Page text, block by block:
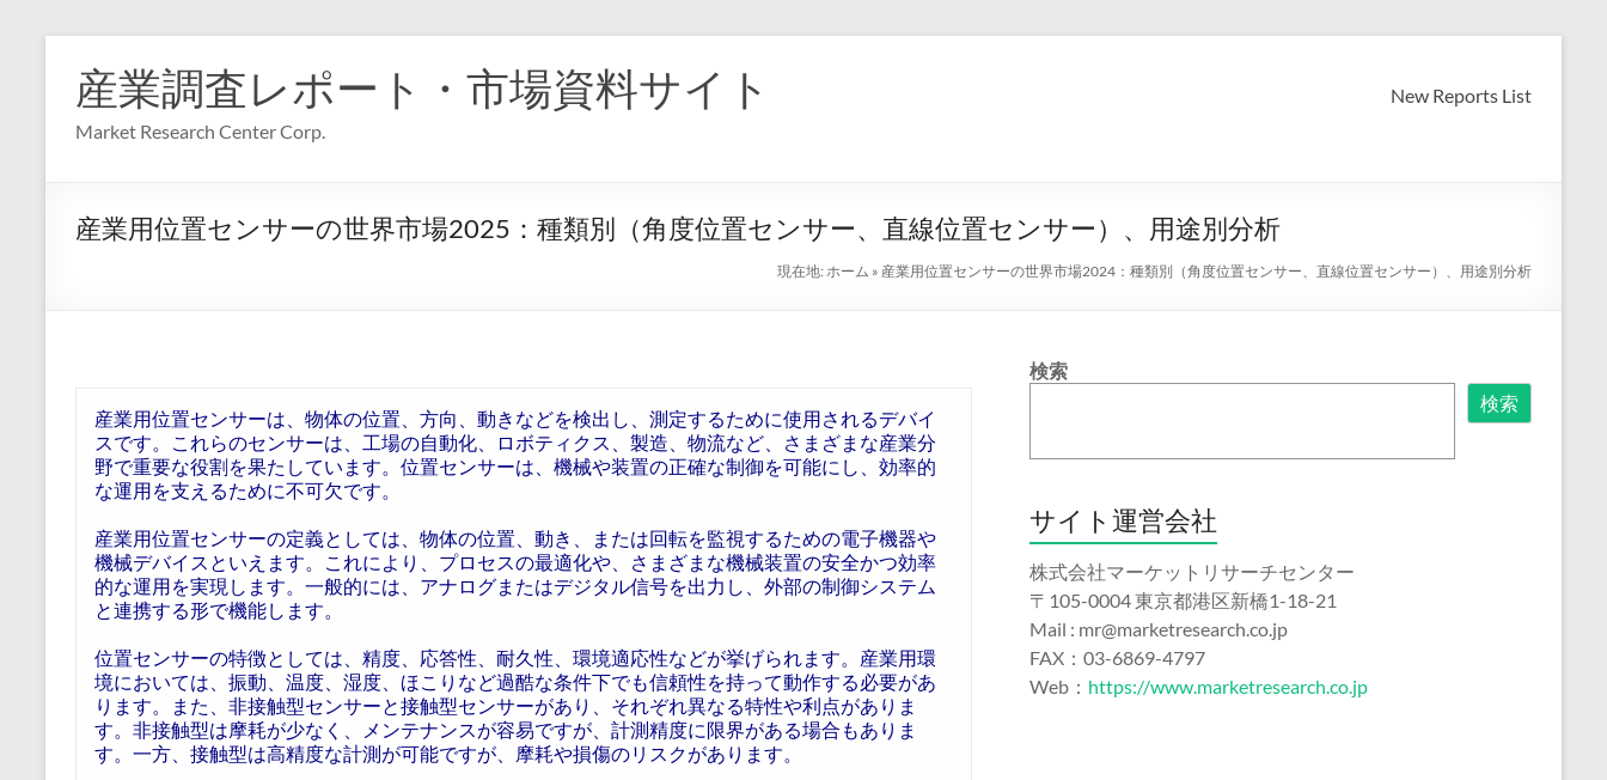
産業調査レポート・市場資料サイト
Market Research Center Corp.
New Reports List
産業用位置センサーの世界市場2025：種類別（角度位置センサー、直線位置センサー）、用途別分析
現在地: ホーム » 産業用位置センサーの世界市場2024：種類別（角度位置センサー、直線位置センサー）、用途別分析
産業用位置センサーは、物体の位置、方向、動きなどを検出し、測定するために使用されるデバイ
スです。これらのセンサーは、工場の自動化、ロボティクス、製造、物流など、さまざまな産業分
野で重要な役割を果たしています。位置センサーは、機械や装置の正確な制御を可能にし、効率的
な運用を支えるために不可欠です。
産業用位置センサーの定義としては、物体の位置、動き、または回転を監視するための電子機器や
機械デバイスといえます。これにより、プロセスの最適化や、さまざまな機械装置の安全かつ効率
的な運用を実現します。一般的には、アナログまたはデジタル信号を出力し、外部の制御システム
と連携する形で機能します。
位置センサーの特徴としては、精度、応答性、耐久性、環境適応性などが挙げられます。産業用環
境においては、振動、温度、湿度、ほこりなど過酷な条件下でも信頼性を持って動作する必要があ
ります。また、非接触型センサーと接触型センサーがあり、それぞれ異なる特性や利点がありま
す。非接触型は摩耗が少なく、メンテナンスが容易ですが、計測精度に限界がある場合もありま
す。一方、接触型は高精度な計測が可能ですが、摩耗や損傷のリスクがあります。
検索
検索
サイト運営会社
株式会社マーケットリサーチセンター
〒105-0004 東京都港区新橋1-18-21
Mail : mr@marketresearch.co.jp
FAX：03-6869-4797
Web： https://www.marketresearch.co.jp